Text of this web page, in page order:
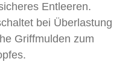
Entleeren.
bei Überlastung
Griffmulden zum